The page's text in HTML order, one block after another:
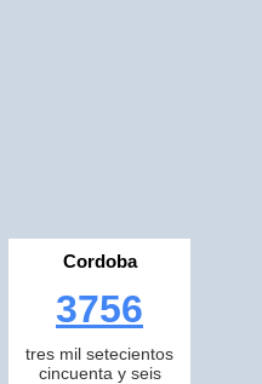
Cordoba
3756
tres mil setecientos
cincuenta y seis